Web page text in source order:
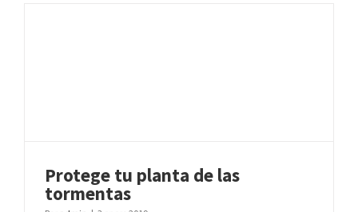
Protege tu planta de las
tormentas